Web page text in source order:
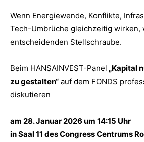
Wenn Energiewende, Konflikte,
Tech-Umbrüche gleichzeitig wirken,
entscheidenden Stellschraube.
Beim HANSAINVEST-Panel „Kapital
zu gestalten“ auf dem FONDS
diskutieren
am 28. Januar 2026 um 14:15 Uhr
in Saal 11 des Congress Centrums